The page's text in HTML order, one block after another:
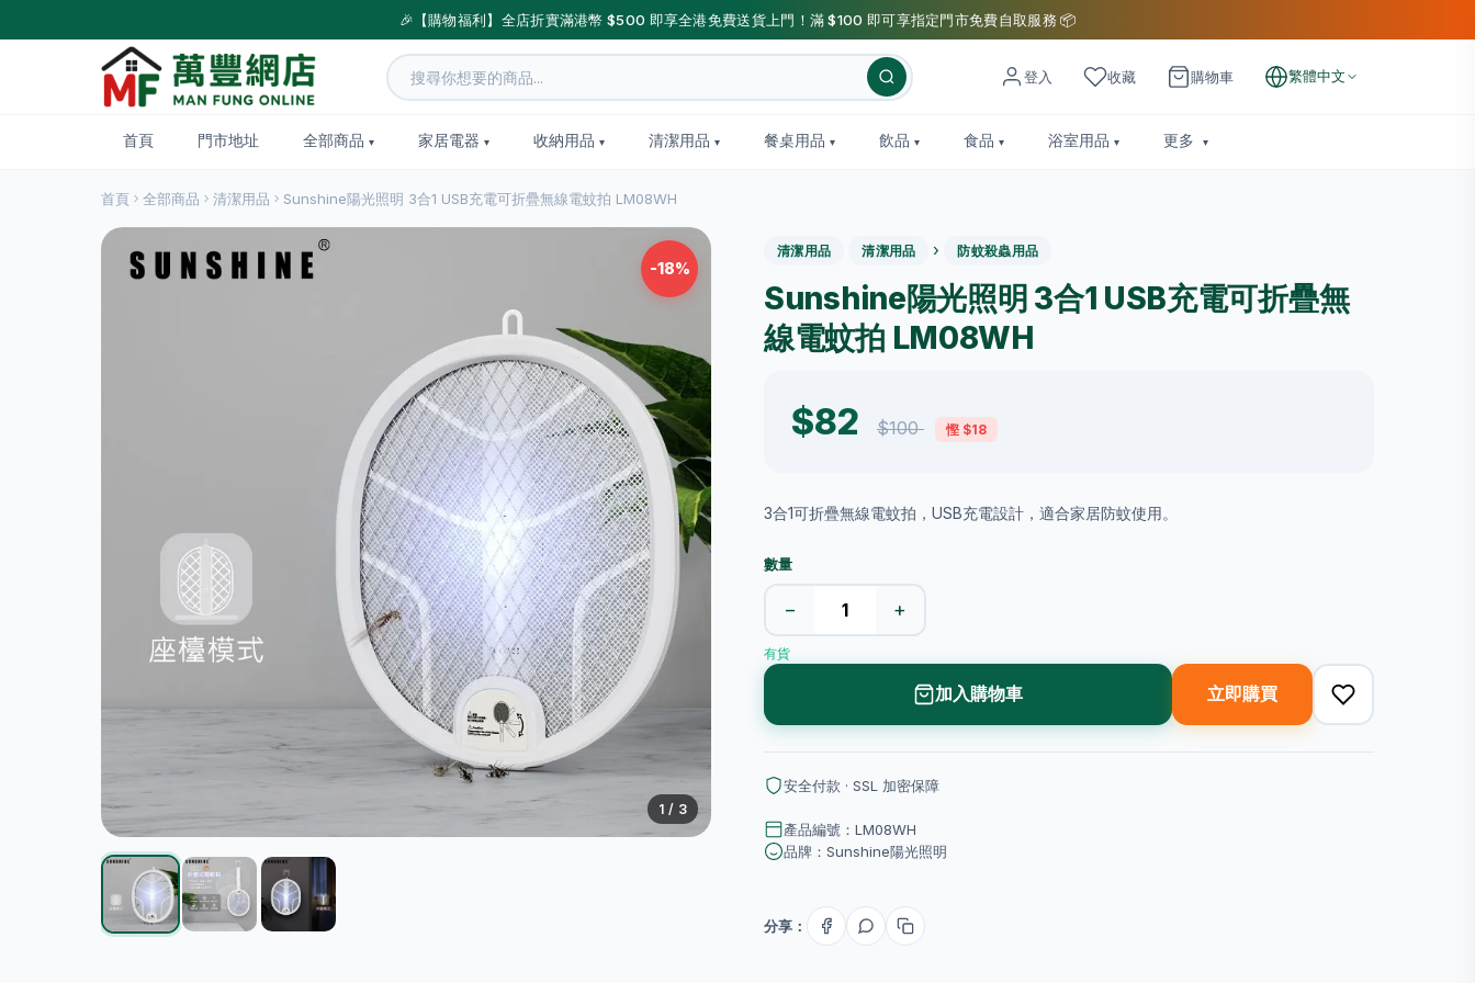
🎉【購物福利】全店折實滿港幣 $500 即享全港免費送貨上門！滿 $100 即可享指定門市免費自取服務 📦
登入 收藏 購物車 繁體中文
首頁 門市地址 全部商品 家居電器 收納用品 清潔用品 餐桌用品 飲品 食品 浴室用品 更多
首頁 全部商品 清潔用品 Sunshine陽光照明 3合1 USB充電可折疊無線電蚊拍 LM08WH
-18%
1 / 3
清潔用品 清潔用品 › 防蚊殺蟲用品
Sunshine陽光照明 3合1 USB充電可折疊無
線電蚊拍 LM08WH
$82 $100 慳 $18
3合1可折疊無線電蚊拍，USB充電設計，適合家居防蚊使用。
數量
− +
有貨
加入購物車 立即購買
安全付款 · SSL 加密保障
產品編號：LM08WH
品牌：Sunshine陽光照明
分享：